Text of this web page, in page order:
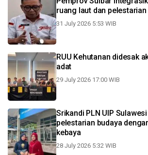
ruang laut dan
31 July 2026 5:53 WIB
RUU Kehutanan didesak
adat
29 July 2026 17:00 WIB
Srikandi PLN UIP
pelestarian budaya
kebaya
28 July 2026 5:32 WIB